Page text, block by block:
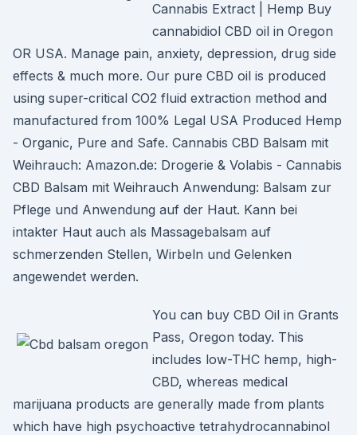
Cannabis Extract | Hemp Buy
cannabidiol CBD oil in Oregon
OR USA. Manage pain, anxiety, depression, drug side
effects & much more. Our pure CBD oil is produced
using super-critical CO2 fluid extraction method and
manufactured from 100% Legal USA Produced Hemp
- Organic, Pure and Safe. Cannabis CBD Balsam mit
Weihrauch: Amazon.de: Drogerie & Volabis - Cannabis
CBD Balsam mit Weihrauch Anwendung: Balsam zur
Pflege und Anwendung auf der Haut. Kann bei
intakter Haut auch als Massagebalsam auf
schmerzenden Stellen, Wirbeln und Gelenken
angewendet werden.
You can buy CBD Oil in Grants
Pass, Oregon today. This
includes low-THC hemp, high-
CBD, whereas medical
marijuana products are generally made from plants
which have high psychoactive tetrahydrocannabinol